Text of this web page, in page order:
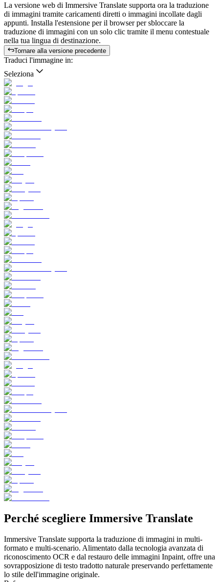
La versione web di Immersive Translate supporta ora la traduzione
di immagini tramite caricamenti diretti o immagini incollate dagli
appunti. Installa l'estensione per il browser per sbloccare la
traduzione di immagini con un solo clic tramite il menu contestuale
nella tua lingua di destinazione.
Tornare alla versione precedente
Traduci l'immagine in:
Seleziona
Perché scegliere Immersive Translate
Immersive Translate supporta la traduzione di immagini in multi-
formato e multi-scenario. Alimentato dalla tecnologia avanzata di
riconoscimento OCR e dal restauro delle immagini Inpaint, offre una
sovrapposizione di testo tradotto naturale preservando perfettamente
lo stile dell'immagine originale.